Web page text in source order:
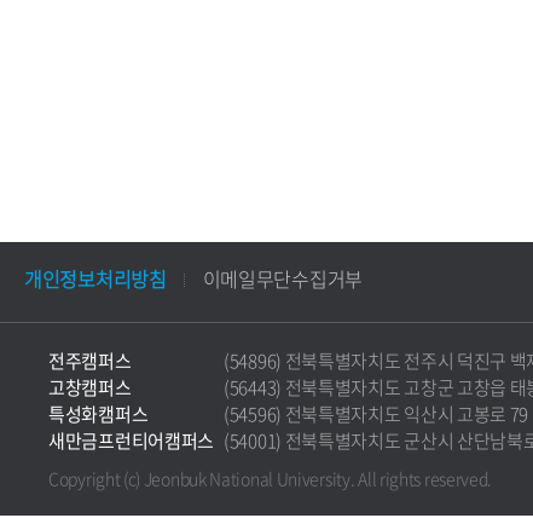
개인정보처리방침 이메일무단수집거부
전주캠퍼스
(54896) 전북특별자치도 전주시 덕진구
고창캠퍼스
(56443) 전북특별자치도 고창군 고창읍
특성화캠퍼스
(54596) 전북특별자치도 익산시 고봉로
새만금프런티어캠퍼스 (54001) 전북특별자치도 군산시 산단남북
Copyright (c) Jeonbuk National University.All rights reserved.